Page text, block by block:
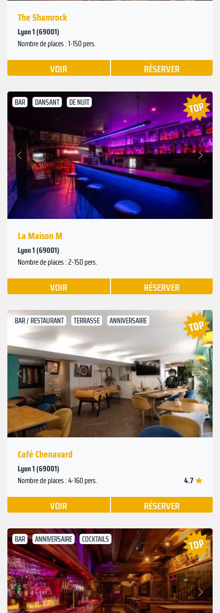
The Shamrock
Lyon 1 (69001)
Nombre de places : 1-150 pers.
VOIR RÉSERVER
BAR DANSANT DE NUIT
Précédent
Suivant
La Maison M
Lyon 1 (69001)
Nombre de places : 2-150 pers.
VOIR RÉSERVER
BAR / RESTAURANT TERRASSE ANNIVERSAIRE
Précédent
Suivant
Café Chenavard
Lyon 1 (69001)
Nombre de places : 4-160 pers. 4.7
VOIR RÉSERVER
BAR ANNIVERSAIRE COCKTAILS
Précédent
Suivant